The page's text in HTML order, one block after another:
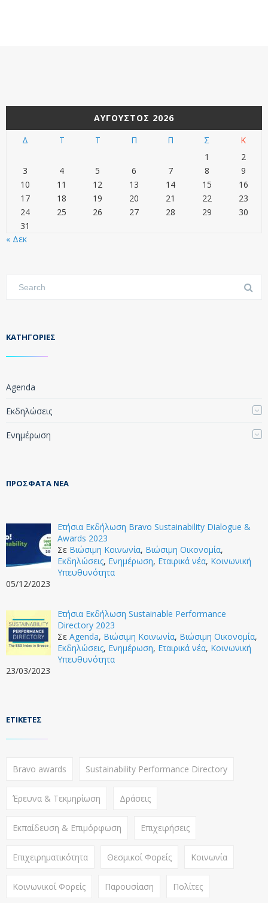
ΑΎΓΟΥΣΤΟΣ 2026
Δ
Τ Τ Π Π Σ
Κ
1
2
3
4 5 6 7 8
9
10
11 12 13 14 15
16
17
18 19 20 21 22
23
24
25 26 27 28 29
30
31
« Δεκ
KΑΤΗΓΟΡΊΕΣ
Agenda
Εκδηλώσεις
Ενημέρωση
ΠΡΌΣΦΑΤΑ ΝΈΑ
Ετήσια Εκδήλωση Bravo Sustainability Dialogue &
Awards 2023
Σε Βιώσιμη Κοινωνία, Βιώσιμη Οικονομία,
Εκδηλώσεις, Ενημέρωση, Εταιρικά νέα, Κοινωνική
Υπευθυνότητα
05/12/2023
Ετήσια Εκδήλωση Sustainable Performance
Directory 2023
Σε Agenda, Βιώσιμη Κοινωνία, Βιώσιμη Οικονομία,
Εκδηλώσεις, Ενημέρωση, Εταιρικά νέα, Κοινωνική
Υπευθυνότητα
23/03/2023
ΕΤΙΚΈΤΕΣ
Bravo awards Sustainability Performance Directory
Έρευνα & Τεκμηρίωση Δράσεις
Εκπαίδευση & Επιμόρφωση Επιχειρήσεις
Επιχειρηματικότητα Θεσμικοί Φορείς Κοινωνία
Κοινωνικοί Φορείς Παρουσίαση Πολίτες